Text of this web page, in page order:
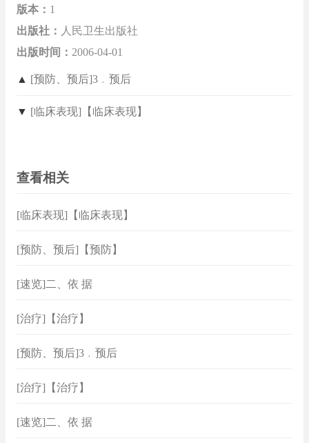
版本： 1
出版社： 人民卫生出版社
出版时间： 2006-04-01
▲ [预防、预后]3﹒预后
▼ [临床表现]【临床表现】
查看相关
[临床表现]【临床表现】
[预防、预后]【预防】
[速览]二、依 据
[治疗]【治疗】
[预防、预后]3﹒预后
[治疗]【治疗】
[速览]二、依 据